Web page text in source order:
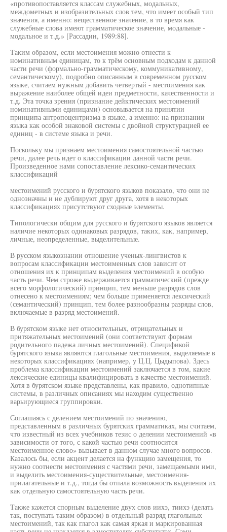
«противопоставляется классам служебных, модальных,
междометных и изобразительных слов тем, что имеет особый тип
значения, а именно: вещественное значение, в то время как
служебные слова имеют грамматическое значение, модальные -
модальное и т.д.» [Рассадин, 1989:88].
Таким образом, если местоимения можно отнести к
номинативным единицам, то к трём основным подходам к данной
части речи (формально-грамматическому, коммуникативному,
семантическому), подробно описанным в современном русском
языке, считаем нужным добавить четвертый - местоимения как
выражение наиболее общей идеи предметности, качественности и
т.д. Эта точка зрения (признание дейктических местоимений
номинативными единицами) основывается на принятии
принципа антропоцентризма в языке, а именно: на признании
языка как особой знаковой системы с двойной структурацией ее
единиц - в системе языка и речи.
Поскольку мы признаем местоимения самостоятельной частью
речи, далее речь идет о классификации данной части речи.
Произведенное нами сопоставление лексико-семантических
классификаций
местоимений русского и бурятского языков показало, что они не
однозначны и не дублируют друг друга, хотя в некоторых
классификациях присутствуют сходные элементы.
Типологически общим для русского и бурятского языков является
наличие некоторых одинаковых разрядов, таких, как, например,
личные, неопределенные, выделительные.
В русском языкознании отношение ученых-лингвистов к
вопросам классификации местоименных слов зависит от
отношения их к принципам выделения местоимений в особую
часть речи. Чем строже выдерживается грамматический (прежде
всего морфологический) принцип, тем меньше разрядов слов
отнесено к местоимениям; чем больше применяется лексический
(семантический) принцип, тем более разнообразны разряды слов,
включаемые в разряд местоимений.
В бурятском языке нет относительных, отрицательных и
притяжательных местоимений (они соответствуют формам
родительного падежа личных местоимений). Спецификой
бурятского языка являются глагольные местоимения, выделяемые в
некоторых классификациях (например, у Ц.Ц. Цыдыпова). Здесь
проблема классификации местоимений заключается в том, какие
лексические единицы квалифицировать в качестве местоимений.
Хотя в бурятском языке представлены, как правило, однотипные
системы, в различных описаниях мы находим существенно
варьирующиеся группировки.
Соглашаясь с делением местоимений по значению,
представленным в различных бурятских грамматиках, мы считаем,
что известный из всех учебников тезис о делении местоимений «в
зависимости от того, с какой частью речи соотносится
местоименное слово» вызывает в данном случае много вопросов.
Казалось бы, если акцент делается на функцию замещения, то
нужно соотнести местоимения с частями речи, замещаемыми ими,
и выделить местоимения-существительные, местоимения-
прилагательные и т.д., тогда бы отпала возможность выделения их
как отдельную самостоятельную часть речи.
Также кажется спорным выделение двух слов иихэ, тиихэ (делать
так, поступать таким образом) в отдельный разряд глагольных
местоимений, так как глагол как самая яркая и маркированная